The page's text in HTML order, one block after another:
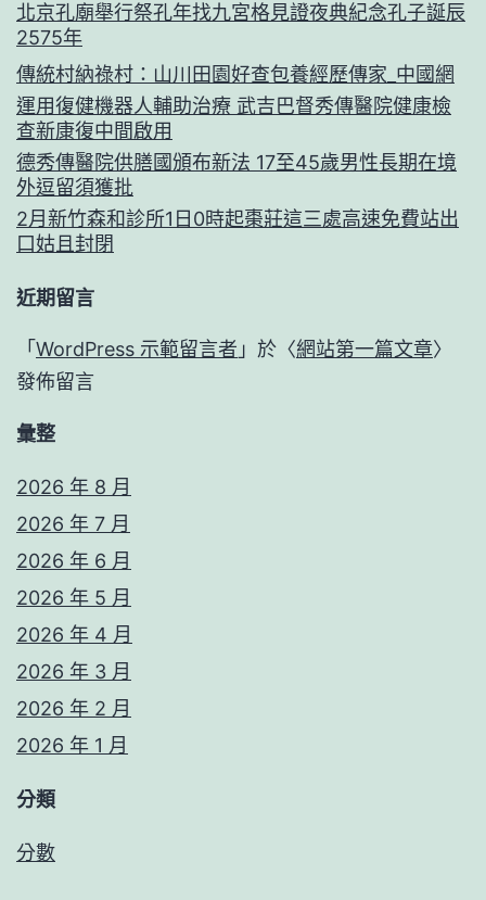
北京孔廟舉行祭孔年找九宮格見證夜典紀念孔子誕辰
2575年
傳統村納祿村：山川田園好查包養經歷傳家_中國網
運用復健機器人輔助治療 武吉巴督秀傳醫院健康檢
查新康復中間啟用
德秀傳醫院供膳國頒布新法 17至45歲男性長期在境
外逗留須獲批
2月新竹森和診所1日0時起棗莊這三處高速免費站出
口姑且封閉
近期留言
「 WordPress 示範留言者 」於〈網站第一篇文章〉
發佈留言
彙整
2026 年 8 月
2026 年 7 月
2026 年 6 月
2026 年 5 月
2026 年 4 月
2026 年 3 月
2026 年 2 月
2026 年 1 月
分類
分數